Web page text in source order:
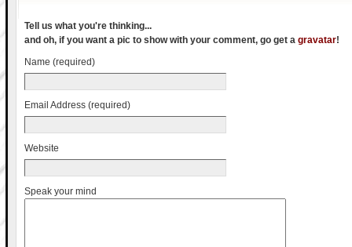
Tell us what you're thinking...
and oh, if you want a pic to show with your comment, go get a gravatar!
Name (required)
Email Address (required)
Website
Speak your mind